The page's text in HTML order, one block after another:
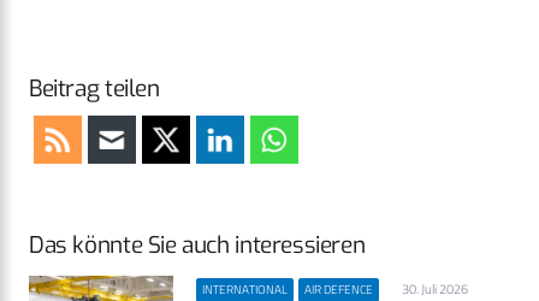
Beitrag teilen
Das könnte Sie auch interessieren
INTERNATIONAL AIR DEFENCE 30. Juli 2026